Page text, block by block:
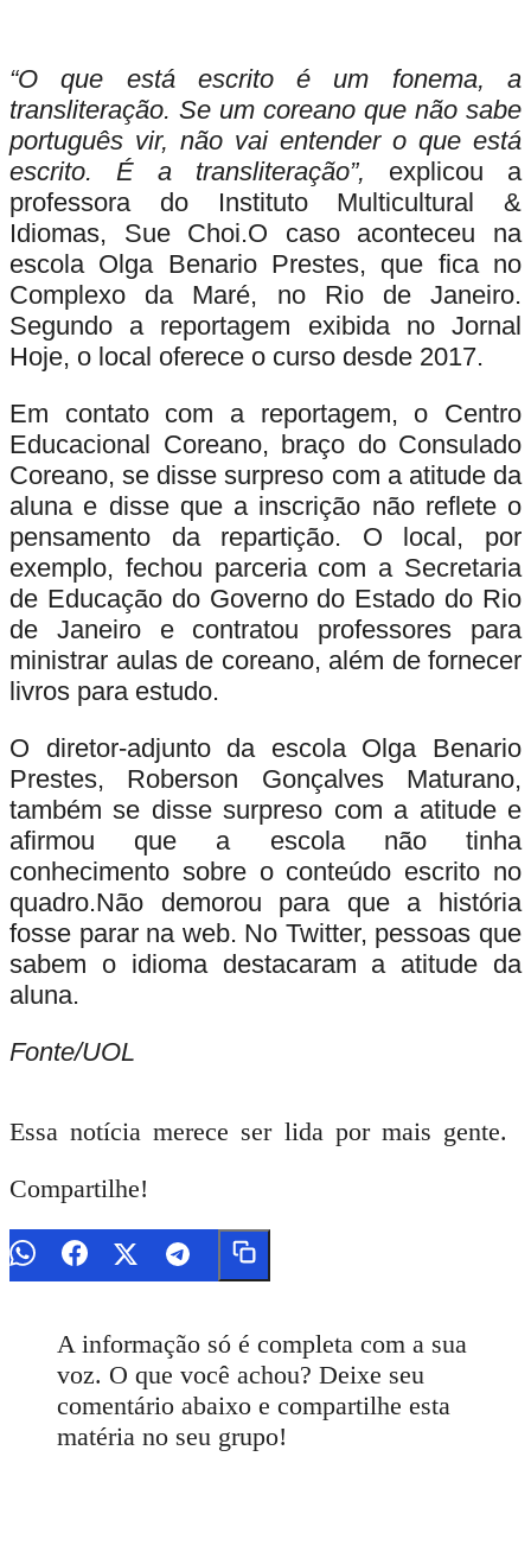
“O que está escrito é um fonema, a
transliteração. Se um coreano que não sabe
português vir, não vai entender o que está
escrito. É a transliteração”,
explicou a
professora do Instituto Multicultural &
Idiomas, Sue Choi.O caso aconteceu na
escola Olga Benario Prestes, que fica no
Complexo da Maré, no Rio de Janeiro.
Segundo a reportagem exibida no Jornal
Hoje, o local oferece o curso desde 2017.
Em contato com a reportagem, o Centro
Educacional Coreano, braço do Consulado
Coreano, se disse surpreso com a atitude da
aluna e disse que a inscrição não reflete o
pensamento da repartição. O local, por
exemplo, fechou parceria com a Secretaria
de Educação do Governo do Estado do Rio
de Janeiro e contratou professores para
ministrar aulas de coreano, além de fornecer
livros para estudo.
O diretor-adjunto da escola Olga Benario
Prestes, Roberson Gonçalves Maturano,
também se disse surpreso com a atitude e
afirmou que a escola não tinha
conhecimento sobre o conteúdo escrito no
quadro.Não demorou para que a história
fosse parar na web. No Twitter, pessoas que
sabem o idioma destacaram a atitude da
aluna.
Fonte/UOL
Essa notícia merece ser lida por mais gente.
Compartilhe!
A informação só é completa com a sua
voz. O que você achou? Deixe seu
comentário abaixo e compartilhe esta
matéria no seu grupo!